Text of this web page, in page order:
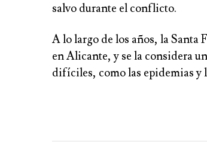
salvo durante el conflicto.
A lo largo de los años, la Santa
en Alicante, y se la considera
difíciles, como las epidemias y